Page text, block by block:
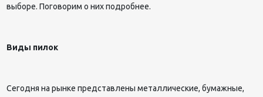
выборе. Поговорим о них подробнее.
Виды пилок
Сегодня на рынке представлены металлические, бумажные,